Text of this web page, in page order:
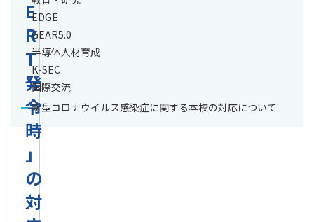
E
R
T
発
令
時
」
の
対
EDGE
GEAR5.0
半導体人材育成
K-SEC
国際交流
新型コロナウイルス感染症に関する本校の対応について